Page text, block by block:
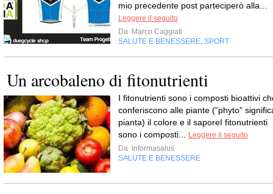
mio precedente post parteciperò alla...
Leggere il seguito
Da Marco Caggiati
SALUTE E BENESSERE SPORT
Un arcobaleno di fitonutrienti
I fitonutrienti sono i composti bioattivi
conferiscono alle piante (“phyto”
pianta) il colore e il saporeI fitonutrienti
sono i composti...
Leggere il seguito
Da
Informasalus
SALUTE E BENESSERE